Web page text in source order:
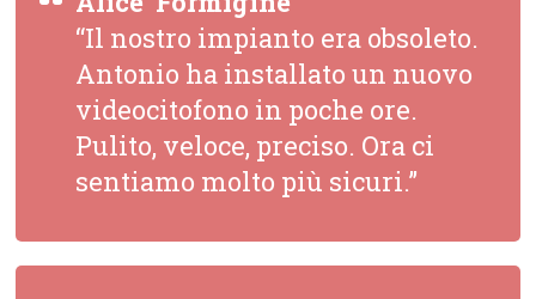
“Il nostro impianto era obsoleto.
Antonio ha installato un nuovo
videocitofono in poche ore.
Pulito, veloce, preciso. Ora ci
sentiamo molto più sicuri.”